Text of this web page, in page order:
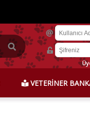
VETERİNER